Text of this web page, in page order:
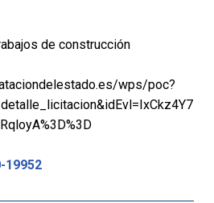
de construcción
wps/poc?
19952